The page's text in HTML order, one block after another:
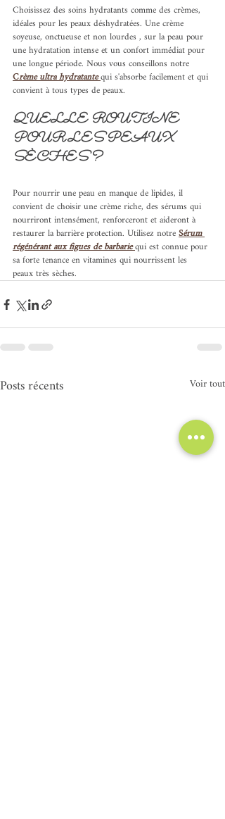
Choisissez des soins hydratants comme des crèmes,
idéales pour les peaux déshydratées. Une crème
soyeuse, onctueuse et non lourdes , sur la peau pour
une hydratation intense et un confort immédiat pour
une longue période. Nous vous conseillons notre
Crème ultra hydratantequi s'absorbe facilement et qui
convient à tous types de peaux.
QUELLE ROUTINE
POUR LES PEAUX
SÈCHES ?
Pour nourrir une peau en manque de lipides, il
convient de choisir une crème riche, des sérums qui
nourriront intensément, renforceront et aideront à
restaurer la barrière protection. Utilisez notre Sérum
régénérant aux figues de barbariequi est connue pour
sa forte tenance en vitamines qui nourrissent les
peaux très sèches.
Posts récents Voir tout